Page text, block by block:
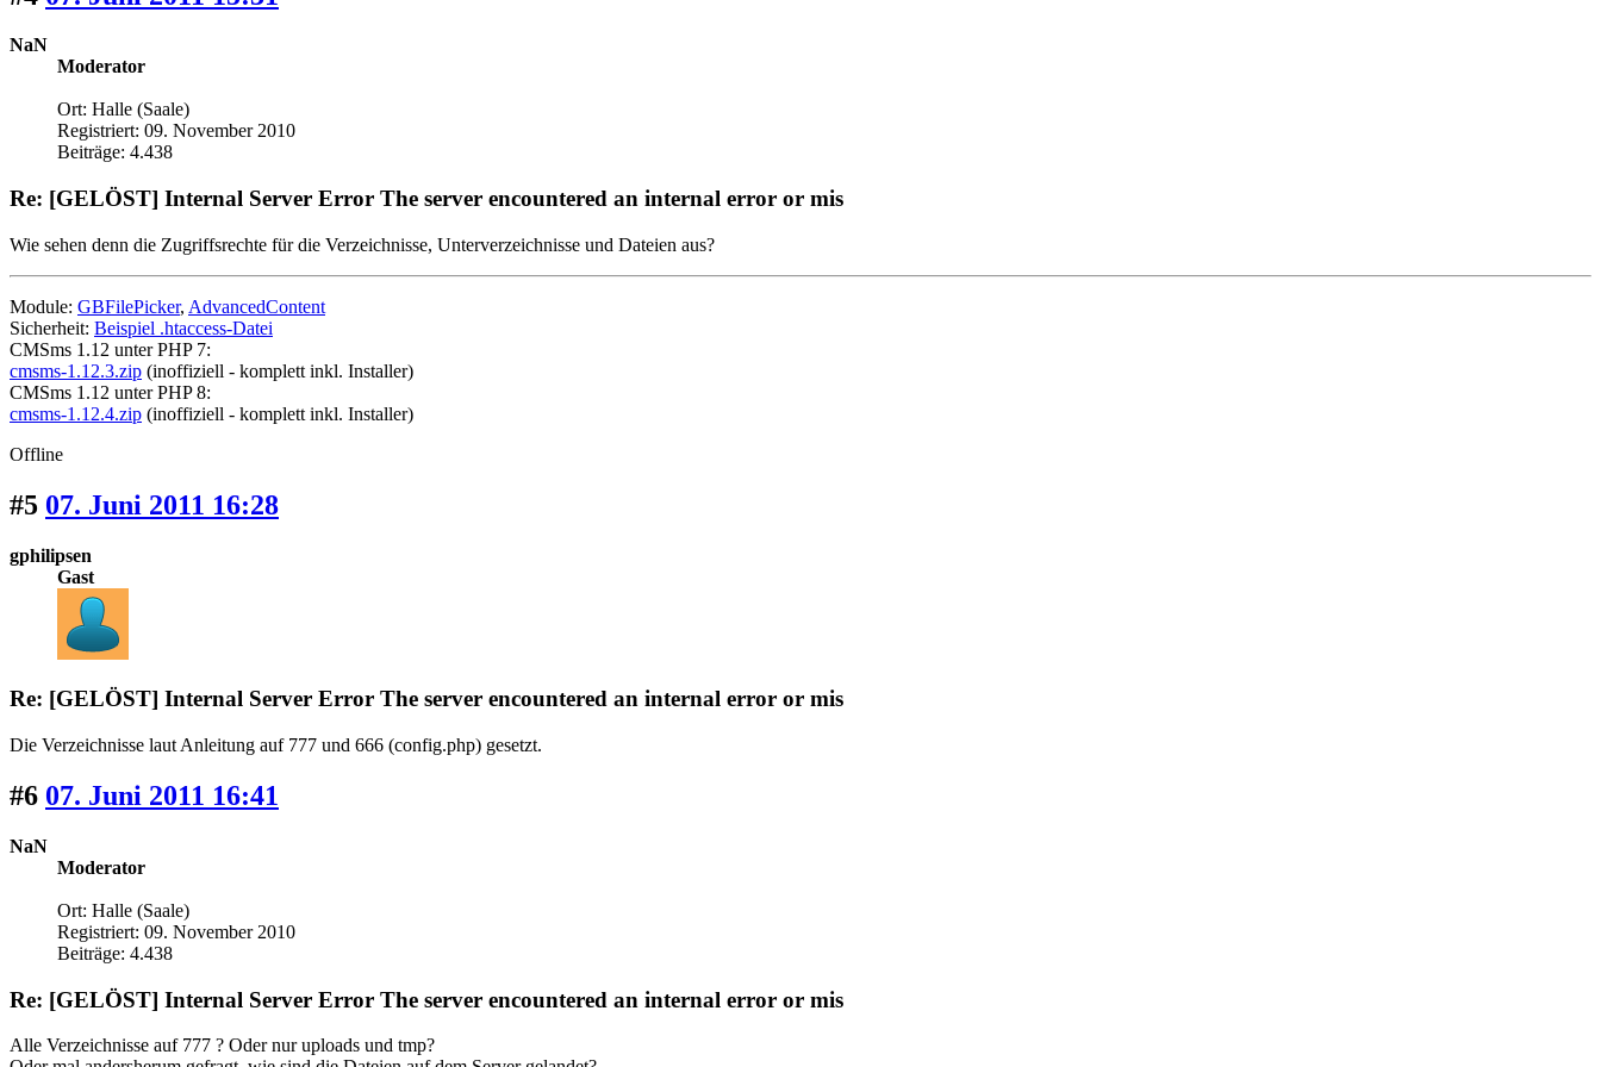
NaN
Moderator
Ort: Halle (Saale)
Registriert: 09. November 2010
Beiträge: 4.438
Re: [GELÖST] Internal Server Error The server encountered an internal error or mis
Wie sehen denn die Zugriffsrechte für die Verzeichnisse, Unterverzeichnisse und Dateien aus?
Module: GBFilePicker, AdvancedContent
Sicherheit: Beispiel .htaccess-Datei
CMSms 1.12 unter PHP 7:
cmsms-1.12.3.zip (inoffiziell - komplett inkl. Installer)
CMSms 1.12 unter PHP 8:
cmsms-1.12.4.zip (inoffiziell - komplett inkl. Installer)
Offline
#5 07. Juni 2011 16:28
gphilipsen
Gast
Re: [GELÖST] Internal Server Error The server encountered an internal error or mis
Die Verzeichnisse laut Anleitung auf 777 und 666 (config.php) gesetzt.
#6 07. Juni 2011 16:41
NaN
Moderator
Ort: Halle (Saale)
Registriert: 09. November 2010
Beiträge: 4.438
Re: [GELÖST] Internal Server Error The server encountered an internal error or mis
Alle Verzeichnisse auf 777 ? Oder nur uploads und tmp?